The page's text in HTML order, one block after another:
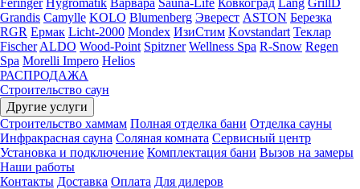
Feringer Hygromatik Варвара Sauna-Life Ковкоград Lang GrillD
Grandis Camylle KOLO Blumenberg Эверест ASTON Березка
RGR Ермак Licht-2000 Mondex ИзиСтим Kovstandart Теклар
Fischer ALDO Wood-Point Spitzner Wellness Spa R-Snow Regen
Spa Morelli Impero Helios
РАСПРОДАЖА
Строительство саун
Другие услуги
Строительство хаммам Полная отделка бани Отделка сауны
Инфракрасная сауна Соляная комната Сервисный центр
Установка и подключение Комплектация бани Вызов на замеры
Наши работы
Контакты Доставка Оплата Для дилеров